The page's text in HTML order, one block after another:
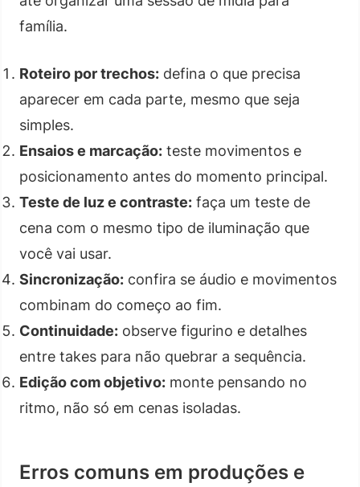
família.
Roteiro por trechos: defina o que precisa
aparecer em cada parte, mesmo que seja
simples.
Ensaios e marcação: teste movimentos e
posicionamento antes do momento principal.
Teste de luz e contraste: faça um teste de
cena com o mesmo tipo de iluminação que
você vai usar.
Sincronização: confira se áudio e movimentos
combinam do começo ao fim.
Continuidade: observe figurino e detalhes
entre takes para não quebrar a sequência.
Edição com objetivo: monte pensando no
ritmo, não só em cenas isoladas.
Erros comuns em produções e